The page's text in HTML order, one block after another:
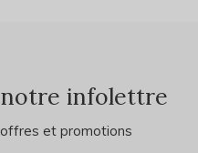
infolettre
et promotions